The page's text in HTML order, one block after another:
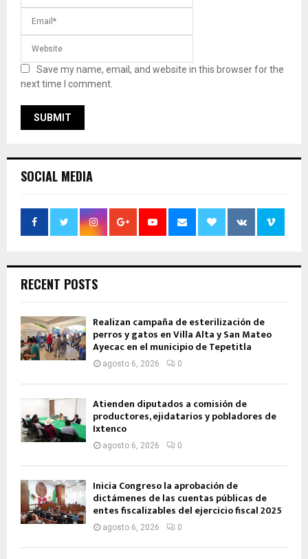
Save my name, email, and website in this browser for the
next time I comment.
SOCIAL MEDIA
RECENT POSTS
Realizan campaña de esterilización de
perros y gatos en Villa Alta y San Mateo
Ayecac en el municipio de Tepetitla
agosto 6, 2026 0
Atienden diputados a comisión de
productores, ejidatarios y pobladores de
Ixtenco
agosto 6, 2026 0
Inicia Congreso la aprobación de
dictámenes de las cuentas públicas de
entes fiscalizables del ejercicio fiscal 2025
agosto 6, 2026 0